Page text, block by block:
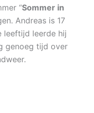
“Sommer in
Andreas is 17
leeftijd leerde hij
genoeg tijd over